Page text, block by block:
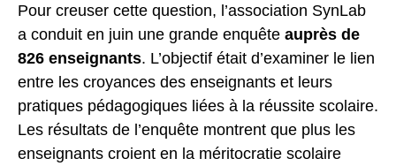
Pour creuser cette question, l’association SynLab
a conduit en juin une grande enquête auprès de
826 enseignants. L’objectif était d’examiner le lien
entre les croyances des enseignants et leurs
pratiques pédagogiques liées à la réussite scolaire.
Les résultats de l’enquête montrent que plus les
enseignants croient en la méritocratie scolaire